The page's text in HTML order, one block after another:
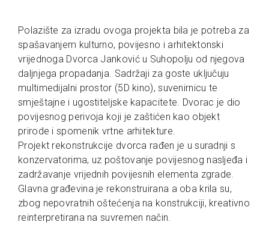
Polazište za izradu ovoga projekta bila je potreba za
spašavanjem kulturno, povijesno i arhitektonski
vrijednoga Dvorca Janković u Suhopolju od njegova
daljnjega propadanja. Sadržaji za goste uključuju
multimedijalni prostor (5D kino), suvenirnicu te
smještajne i ugostiteljske kapacitete. Dvorac je dio
povijesnog perivoja koji je zaštićen kao objekt
prirode i spomenik vrtne arhitekture.
Projekt rekonstrukcije dvorca rađen je u suradnji s
konzervatorima, uz poštovanje povijesnog nasljeđa i
zadržavanje vrijednih povijesnih elementa zgrade.
Glavna građevina je rekonstruirana a oba krila su,
zbog nepovratnih oštećenja na konstrukciji, kreativno
reinterpretirana na suvremen način.